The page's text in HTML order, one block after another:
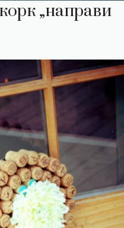
„направи